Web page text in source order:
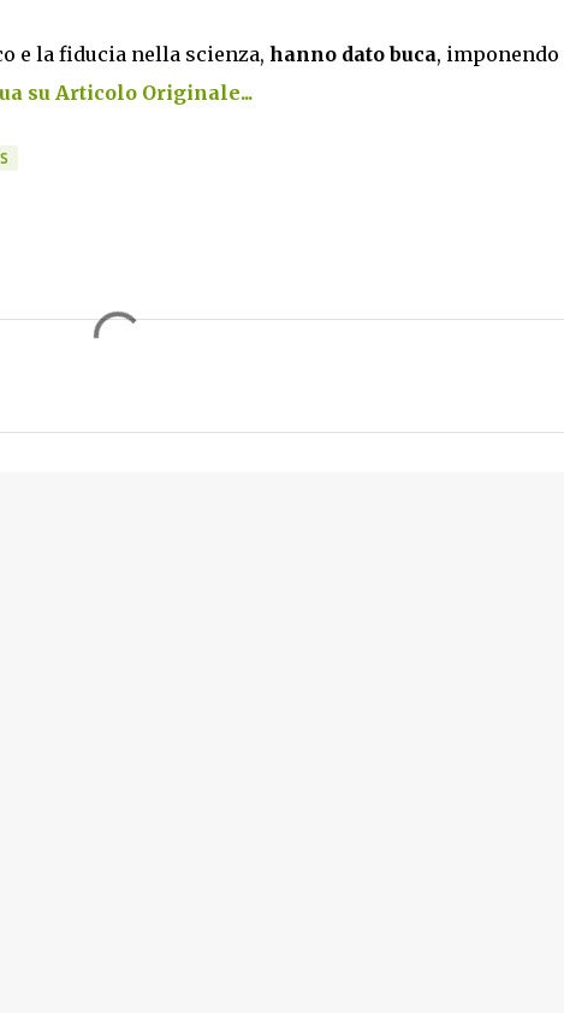
e la fiducia nella scienza, hanno dato buca, imponendo
su Articolo Originale...